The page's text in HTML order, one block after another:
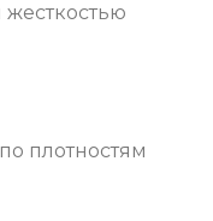
плотностям